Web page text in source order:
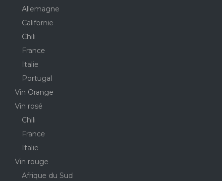
Allemagne
Californie
Chili
France
Italie
Portugal
Vin Orange
Vin rosé
Chili
France
Italie
Vin rouge
Afrique du Sud